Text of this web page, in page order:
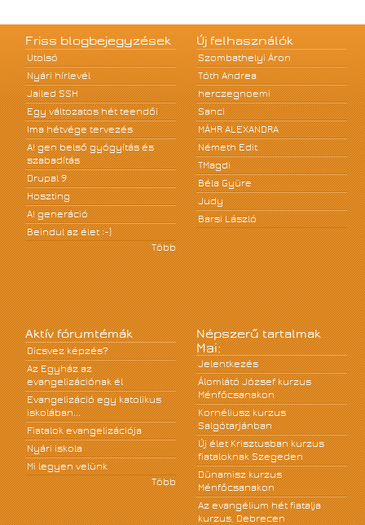
Friss blogbejegyzések
Utolsó
Nyári hírlevél
Jailed SSH
Egy változatos hét teendői
Ima hétvége tervezés
A! gen belső gyógyítás és
szabadítás
Drupal 9
Hoszting
A! generáció
Beindul az élet :-)
Több
Új felhasználók
Szombathelyi Áron
Tóth Andrea
herczegnoemi
Sanci
MÁHR ALEXANDRA
Németh Edit
TMagdi
Béla Gyüre
Judy
Barsi László
Aktív fórumtémák
Dicsvez képzés?
Az Egyház az
evangelizációnak él
Evangelizáció egy katolikus
iskolában...
Fiatalok evangelizációja
Nyári iskola
Mi legyen velünk
Több
Népszerű tartalmak
Mai:
Jelentkezés
Álomlátó József kurzus
Ménfőcsanakon
Kornéliusz kurzus
Salgótarjánban
Új élet Krisztusban kurzus
fiataloknak Szegeden
Dünamisz kurzus
Ménfőcsanakon
Az evangélium hét fiatalja
kurzus, Debrecen